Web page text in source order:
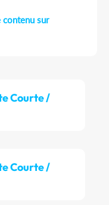
contenu sur
Courte /
Courte /